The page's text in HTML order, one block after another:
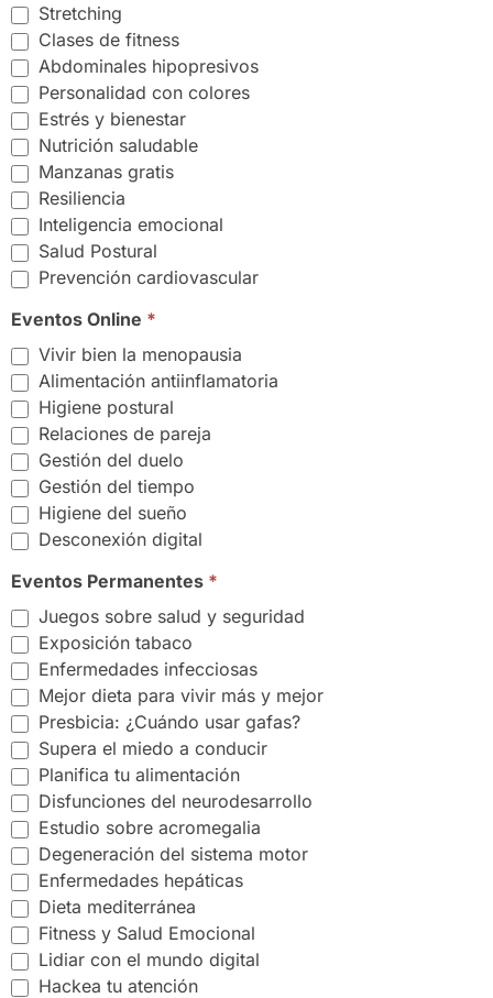
Stretching
Clases de fitness
Abdominales hipopresivos
Personalidad con colores
Estrés y bienestar
Nutrición saludable
Manzanas gratis
Resiliencia
Inteligencia emocional
Salud Postural
Prevención cardiovascular
Eventos Online *
Vivir bien la menopausia
Alimentación antiinflamatoria
Higiene postural
Relaciones de pareja
Gestión del duelo
Gestión del tiempo
Higiene del sueño
Desconexión digital
Eventos Permanentes *
Juegos sobre salud y seguridad
Exposición tabaco
Enfermedades infecciosas
Mejor dieta para vivir más y mejor
Presbicia: ¿Cuándo usar gafas?
Supera el miedo a conducir
Planifica tu alimentación
Disfunciones del neurodesarrollo
Estudio sobre acromegalia
Degeneración del sistema motor
Enfermedades hepáticas
Dieta mediterránea
Fitness y Salud Emocional
Lidiar con el mundo digital
Hackea tu atención